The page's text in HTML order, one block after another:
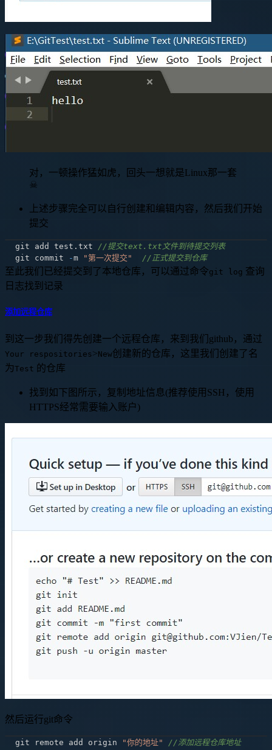
对，一顿操作猛如虎，回头一想就是Linux那一套
☠
上述步骤完全可以自行创建和编辑内容，然后我们开始
提交
git add test . txt
//提交text.txt文件到待提交列表
git commit
-m "第一次提交" //正式提交到仓库
至此我们已经提交到了本地仓库，可以通过命令git log 查询
日志找到记录
添加远程仓库
到这一步我们得先创建一个远程仓库，来到我们github，通过
Your respositories >New创建新的仓库，这里我们创建了名
为Test 的仓库
找到如下图所示，复制地址信息(推荐使用SSH，使用
HTTPS经常需要输入账户)
然后运行git命令
git remote add origin "你的地址" //添加远程仓库地址